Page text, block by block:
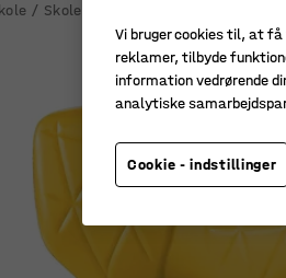
Skolestole
Vi bruger cookies til, at
reklamer, tilbyde
information vedrørende
analytiske
Cookie - indstillinger